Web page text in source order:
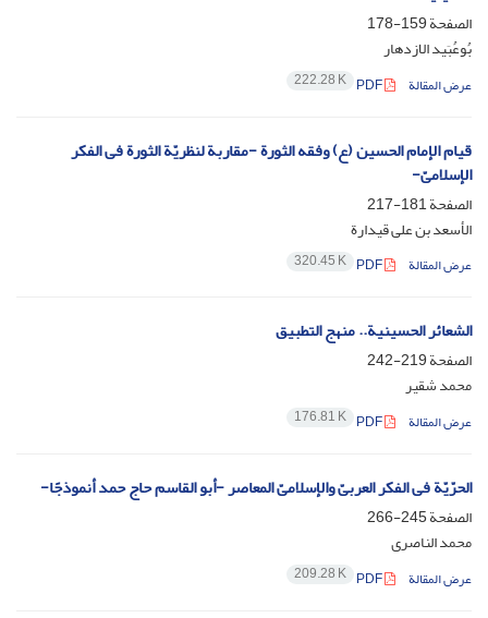
الصفحة159-178
بُوعُبَید الازدهار
عرض المقالة 222.28 K
قیام الإمام الحسین (ع) وفقه الثورة -مقاربة لنظریّة الثورة فی الفکر
الإسلامیّ-
الصفحة181-217
الأسعد بن علی قیدارة
عرض المقالة 320.45 K
الشعائر الحسینیة.. منهج التطبیق
الصفحة219-242
محمد شقیر
عرض المقالة 176.81 K
الحرّیّة فی الفکر العربیّ والإسلامیّ المعاصر -أبو القاسم حاج حمد أنموذجًا-
الصفحة245-266
محمد الناصری
عرض المقالة 209.28 K